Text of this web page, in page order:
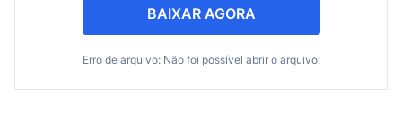
BAIXAR AGORA
Erro de arquivo: Não foi possível abrir o arquivo: